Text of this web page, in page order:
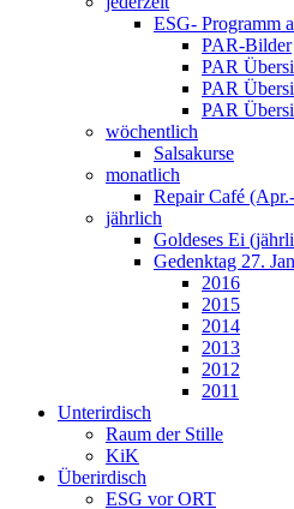
ESG- Programm
PAR-Bilder
PAR
PAR
PAR
wöchentlich
Salsakurse
monatlich
Repair Café
jährlich
Goldeses Ei
Gedenktag 27.
2016
2015
2014
2013
2012
2011
Unterirdisch
Raum der Stille
KiK
Überirdisch
ESG vor ORT